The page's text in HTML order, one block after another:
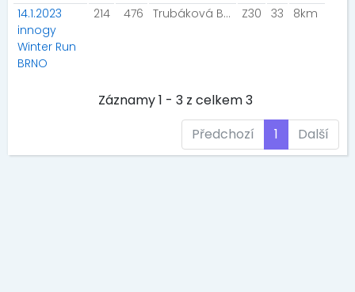
14.1.2023
innogy
Winter Run
BRNO
214 476 Trubáková Barbora Z30 33 8km
Záznamy 1 - 3 z celkem 3
Předchozí
1 Další